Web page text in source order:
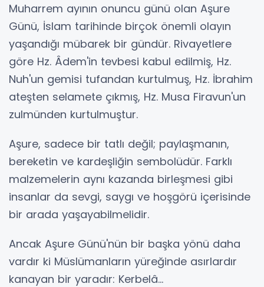
Muharrem ayının onuncu günü olan Aşure
Günü, İslam tarihinde birçok önemli olayın
yaşandığı mübarek bir gündür. Rivayetlere
göre Hz. Âdem'in tevbesi kabul edilmiş, Hz.
Nuh'un gemisi tufandan kurtulmuş, Hz. İbrahim
ateşten selamete çıkmış, Hz. Musa Firavun'un
zulmünden kurtulmuştur.
Aşure, sadece bir tatlı değil; paylaşmanın,
bereketin ve kardeşliğin sembolüdür. Farklı
malzemelerin aynı kazanda birleşmesi gibi
insanlar da sevgi, saygı ve hoşgörü içerisinde
bir arada yaşayabilmelidir.
Ancak Aşure Günü'nün bir başka yönü daha
vardır ki Müslümanların yüreğinde asırlardır
kanayan bir yaradır: Kerbelâ...